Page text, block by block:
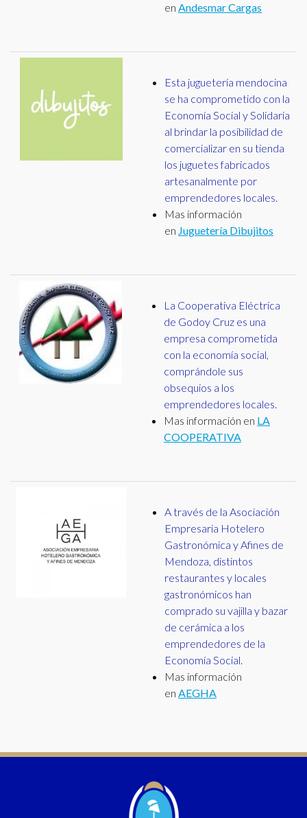
en Andesmar Cargas
Esta juguetería mendocina
se ha comprometido con la
Economía Social y Solidaria
al brindar la posibilidad de
comercializar en su tienda
los juguetes fabricados
artesanalmente por
emprendedores locales.
Mas información
en Juguetería Dibujitos
La Cooperativa Eléctrica
de Godoy Cruz es una
empresa comprometida
con la economía social,
comprándole sus
obsequios a los
emprendedores locales.
Mas información en LA
COOPERATIVA
A través de la Asociación
Empresaria Hotelero
Gastronómica y Afines de
Mendoza, distintos
restaurantes y locales
gastronómicos han
comprado su vajilla y bazar
de cerámica a los
emprendedores de la
Economía Social.
Mas información
en AEGHA